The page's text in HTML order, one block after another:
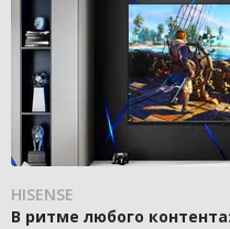
HISENSE
В ритме любого